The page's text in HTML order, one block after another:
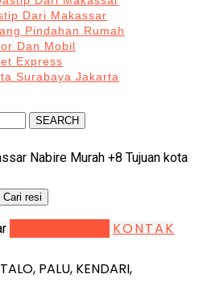
Dari Makassar
Pindahan Rumah
Dan Mobil
Express
Surabaya Jakarta
SEARCH
Nabire Murah +8 Tujuan kota
KONTAK
PALU, KENDARI,